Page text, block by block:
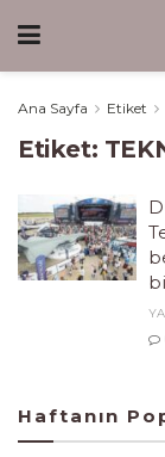
Ana Sayfa Etiket
Etiket:
Haftanın